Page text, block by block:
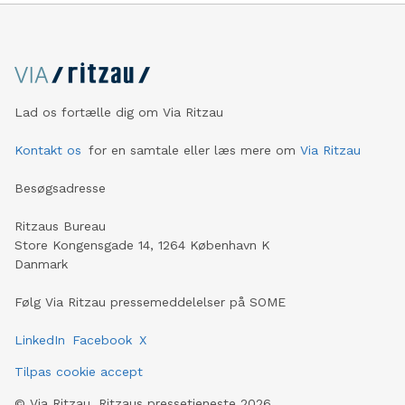
og gennemgår dagens opgaver i fællesskab. I mange
oplever man samtidig en tydelig ubalance mellem en
lavere betalt lærling og en højere betalt svend. For en
økonomisk pres. Det er en ubalance, som virksomheden
Lad os fortælle dig om Via Ritzau
Kontakt os for en samtale eller læs mere om Via Ritzau
Besøgsadresse
Ritzaus Bureau
Store Kongensgade 14, 1264 København K
Danmark
Følg Via Ritzau pressemeddelelser på SOME
LinkedIn Facebook X
Tilpas cookie accept